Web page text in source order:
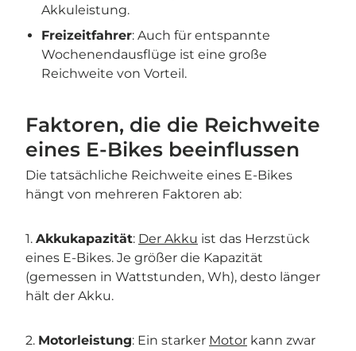
Akkuleistung.
Freizeitfahrer: Auch für entspannte
Wochenendausflüge ist eine große
Reichweite von Vorteil.
Faktoren, die die Reichweite
eines E-Bikes beeinflussen
Die tatsächliche Reichweite eines E-Bikes
hängt von mehreren Faktoren ab:
1. Akkukapazität: Der Akku ist das Herzstück
eines E-Bikes. Je größer die Kapazität
(gemessen in Wattstunden, Wh), desto länger
hält der Akku.
2. Motorleistung: Ein starker Motor kann zwar